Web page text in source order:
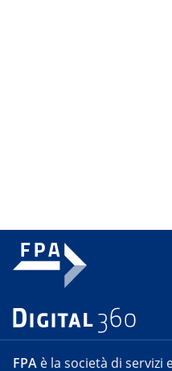
FPA è la società di servizi